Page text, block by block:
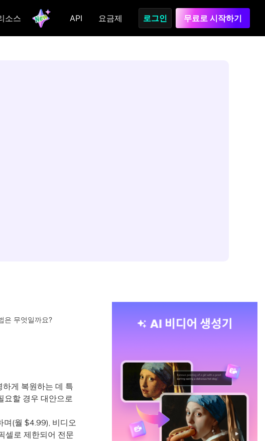
소스 API 요금제 로그인 무료로 시작하기
은 무엇일까요?
게 복원하는 데 특
요할 경우 대안으로
(월 $4.99), 비디오
셀로 제한되어 전문